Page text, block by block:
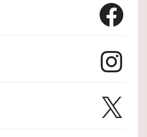
Facebook
Instagram
X